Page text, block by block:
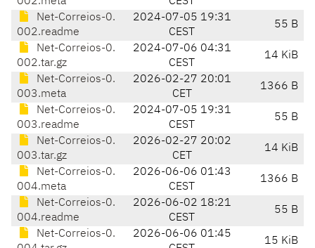
Net-Correios-0.
002.readme
2024-07-05 19:31
CEST
55 B
Net-Correios-0.
002.tar.gz
2024-07-06 04:31
CEST
14 KiB
Net-Correios-0.
003.meta
2026-02-27 20:01
CET
1366 B
Net-Correios-0.
003.readme
2024-07-05 19:31
CEST
55 B
Net-Correios-0.
003.tar.gz
2026-02-27 20:02
CET
14 KiB
Net-Correios-0.
004.meta
2026-06-06 01:43
CEST
1366 B
Net-Correios-0.
004.readme
2026-06-02 18:21
CEST
55 B
Net-Correios-0.
2026-06-06 01:45
15 KiB